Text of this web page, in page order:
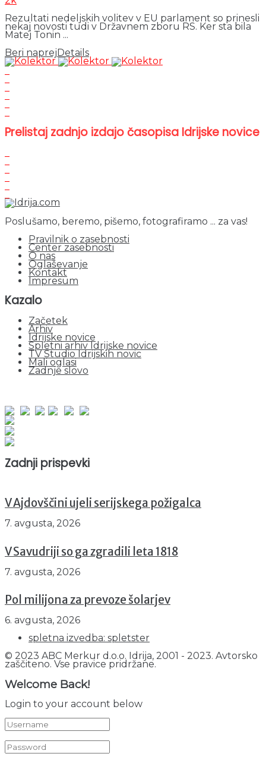
Rezultati nedeljskih volitev v EU parlament so prinesli
nekaj novosti tudi v Državnem zboru RS. Ker sta bila
Matej Tonin ...
Beri naprej Details
Prelistaj zadnjo izdajo časopisa Idrijske novice
Poslušamo, beremo, pišemo, fotografiramo ... za vas!
Pravilnik o zasebnosti
Center zasebnosti
O nas
Oglaševanje
Kontakt
Impresum
Kazalo
Začetek
Arhiv
Idrijske novice
Spletni arhiv Idrijske novice
TV Studio Idrijskih novic
Mali oglasi
Zadnje slovo
Zadnji prispevki
V Ajdovščini ujeli serijskega požigalca
7. avgusta, 2026
V Savudriji so ga zgradili leta 1818
7. avgusta, 2026
Pol milijona za prevoze šolarjev
6. avgusta, 2026
spletna izvedba: spletster
© 2023 ABC Merkur d.o.o. Idrija, 2001 - 2023. Avtorsko
zaščiteno. Vse pravice pridržane.
Welcome Back!
Login to your account below